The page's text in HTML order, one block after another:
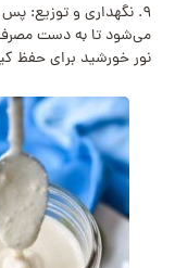
۹. نگهداری و توزیع:
می‌شود تا به دست
نور خورشید برای حفظ